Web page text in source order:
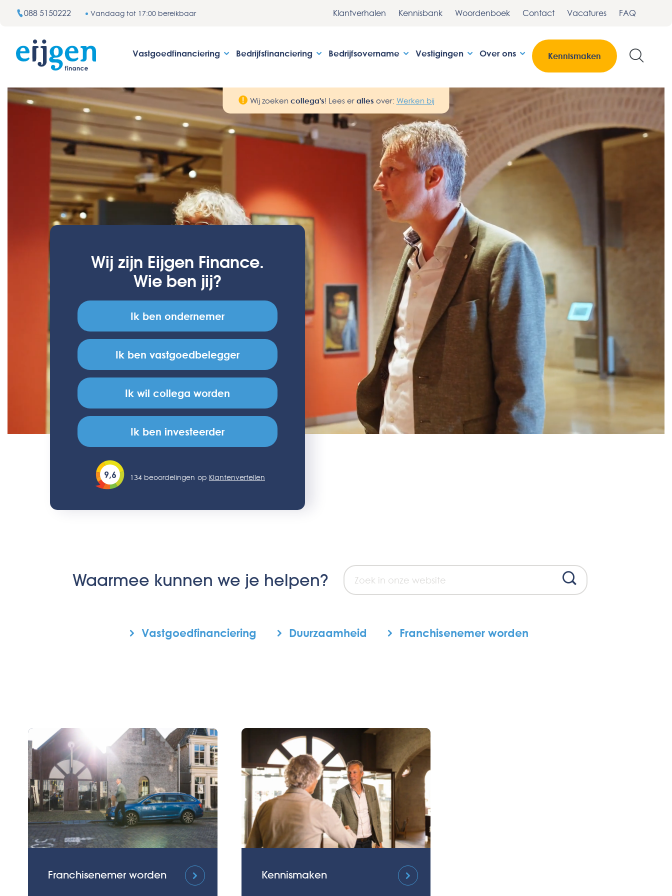
088 5150222 Vandaag tot 17:00 bereikbaar Klantverhalen Kennisbank Woordenboek Contact Vacatures FAQ
Kennismaken
Vastgoedfinanciering Bedrijfsfinanciering Bedrijfsovername Vestigingen Over ons
Wij zoeken collega's! Lees er alles over: Werken bij
Wij zijn Eijgen Finance.
Wie ben jij?
Ik ben ondernemer
Ik ben vastgoedbelegger
Ik wil collega worden
Ik ben investeerder
9,6 134 beoordelingen op Klantenvertellen
Waarmee kunnen we je helpen?
Vastgoedfinanciering Duurzaamheid Franchisenemer worden
Franchisenemer worden Kennismaken